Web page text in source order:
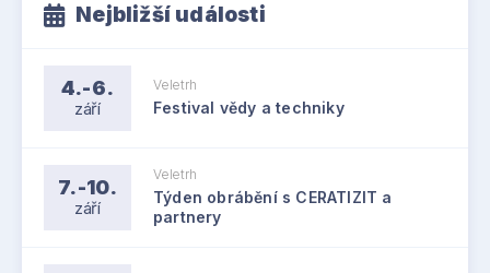
Nejbližší události
4.-6.
září
Veletrh
Festival vědy a techniky
7.-10.
září
Veletrh
Týden obrábění s CERATIZIT a
partnery